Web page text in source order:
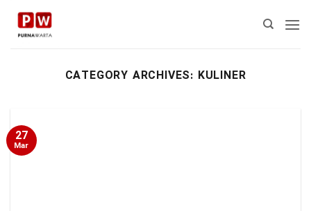
Skip
content
CATEGORY ARCHIVES: KULINER
27
Mar